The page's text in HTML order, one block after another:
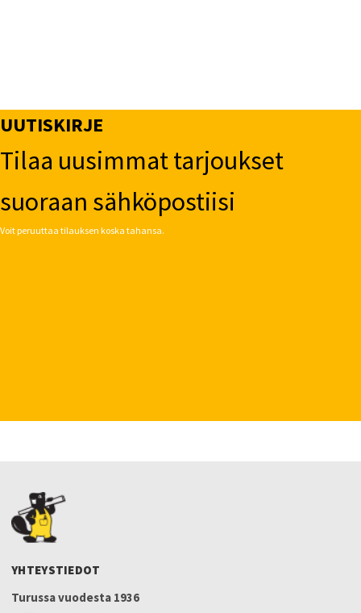
UUTISKIRJE
Tilaa uusimmat tarjoukset
suoraan sähköpostiisi
Voit peruuttaa tilauksen koska tahansa.
YHTEYSTIEDOT
Turussa vuodesta 1936